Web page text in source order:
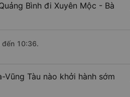
Bình đi Xuyên Mộc - Bà
đến 10:36.
Vũng Tàu nào khởi hành sớm